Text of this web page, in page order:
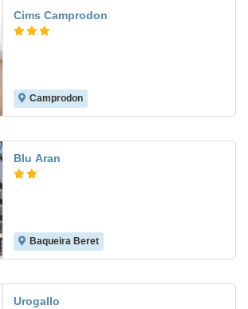
Cims Camprodon
Camprodon
Blu Aran
Baqueira Beret
Urogallo